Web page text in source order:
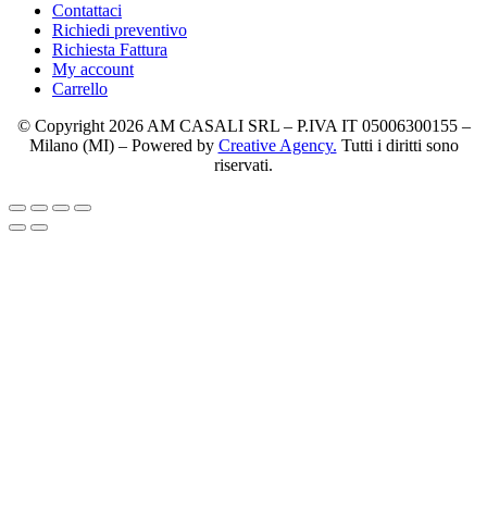
Contattaci
Richiedi preventivo
Richiesta Fattura
My account
Carrello
© Copyright 2026 AM CASALI SRL – P.IVA IT 05006300155 –
Milano (MI) – Powered by Creative Agency. Tutti i diritti sono
riservati.